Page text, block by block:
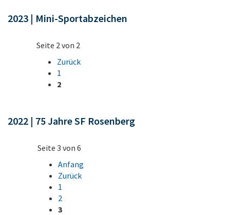
2023 | Mini-Sportabzeichen
Seite 2 von 2
Zurück
1
2
2022 | 75 Jahre SF Rosenberg
Seite 3 von 6
Anfang
Zurück
1
2
3